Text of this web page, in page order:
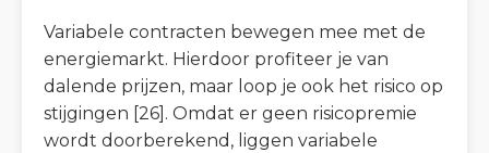
Variabele contracten bewegen mee met de
energiemarkt. Hierdoor profiteer je van
dalende prijzen, maar loop je ook het risico op
stijgingen [26]. Omdat er geen risicopremie
wordt doorberekend, liggen variabele